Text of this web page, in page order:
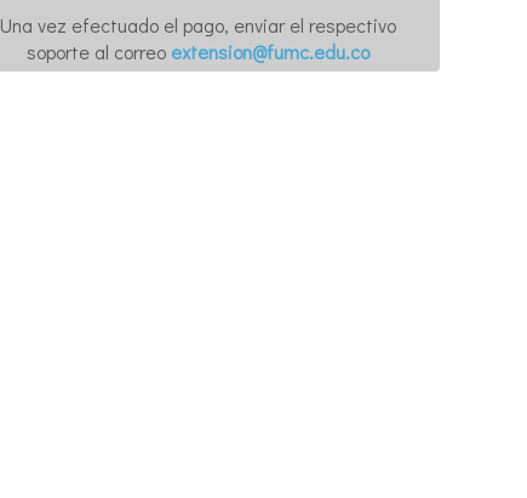
Una vez efectuado el pago, enviar el respectivo
soporte al correo extension@fumc.edu.co